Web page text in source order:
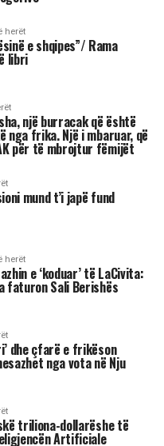
bëri parashikimin
e quajtur këtë
shumë aspekte të
shenjën e
në Akrep,
ekuilibër, të
vendime që do të
barazohet me
tha Shehu, duke
nga
dinamizëm në
Për disa
që hap dyer
i ndjeshëm ku
energji ndryshe nga
dhe pasiguritë e